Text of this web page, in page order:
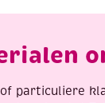
aqua
particuliere